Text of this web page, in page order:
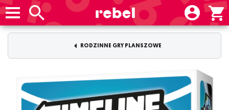
RODZINNE GRY PLANSZOWE